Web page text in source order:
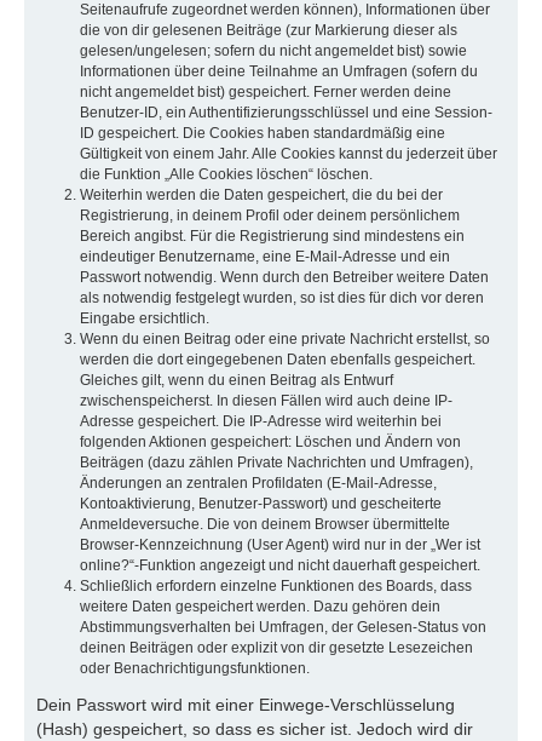
Seitenaufrufe zugeordnet werden können), Informationen über
die von dir gelesenen Beiträge (zur Markierung dieser als
gelesen/ungelesen; sofern du nicht angemeldet bist) sowie
Informationen über deine Teilnahme an Umfragen (sofern du
nicht angemeldet bist) gespeichert. Ferner werden deine
Benutzer-ID, ein Authentifizierungsschlüssel und eine Session-
ID gespeichert. Die Cookies haben standardmäßig eine
Gültigkeit von einem Jahr. Alle Cookies kannst du jederzeit über
die Funktion „Alle Cookies löschen“ löschen.
Weiterhin werden die Daten gespeichert, die du bei der
Registrierung, in deinem Profil oder deinem persönlichem
Bereich angibst. Für die Registrierung sind mindestens ein
eindeutiger Benutzername, eine E-Mail-Adresse und ein
Passwort notwendig. Wenn durch den Betreiber weitere Daten
als notwendig festgelegt wurden, so ist dies für dich vor deren
Eingabe ersichtlich.
Wenn du einen Beitrag oder eine private Nachricht erstellst, so
werden die dort eingegebenen Daten ebenfalls gespeichert.
Gleiches gilt, wenn du einen Beitrag als Entwurf
zwischenspeicherst. In diesen Fällen wird auch deine IP-
Adresse gespeichert. Die IP-Adresse wird weiterhin bei
folgenden Aktionen gespeichert: Löschen und Ändern von
Beiträgen (dazu zählen Private Nachrichten und Umfragen),
Änderungen an zentralen Profildaten (E-Mail-Adresse,
Kontoaktivierung, Benutzer-Passwort) und gescheiterte
Anmeldeversuche. Die von deinem Browser übermittelte
Browser-Kennzeichnung (User Agent) wird nur in der „Wer ist
online?“-Funktion angezeigt und nicht dauerhaft gespeichert.
Schließlich erfordern einzelne Funktionen des Boards, dass
weitere Daten gespeichert werden. Dazu gehören dein
Abstimmungsverhalten bei Umfragen, der Gelesen-Status von
deinen Beiträgen oder explizit von dir gesetzte Lesezeichen
oder Benachrichtigungsfunktionen.
Dein Passwort wird mit einer Einwege-Verschlüsselung
(Hash) gespeichert, so dass es sicher ist. Jedoch wird dir